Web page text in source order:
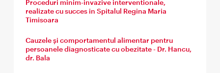
Proceduri minim-invazive interventionale,
realizate cu succes in Spitalul Regina Maria
Timisoara
Cauzele și comportamentul alimentar pentru
persoanele diagnosticate cu obezitate - Dr. Hancu,
dr. Bala